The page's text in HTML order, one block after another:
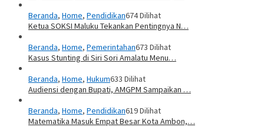
Beranda, Home, Pendidikan674 Dilihat
Ketua SOKSI Maluku Tekankan Pentingnya N…
Beranda, Home, Pemerintahan673 Dilihat
Kasus Stunting di Siri Sori Amalatu Menu…
Beranda, Home, Hukum633 Dilihat
Audiensi dengan Bupati, AMGPM Sampaikan …
Beranda, Home, Pendidikan619 Dilihat
Matematika Masuk Empat Besar Kota Ambon,…